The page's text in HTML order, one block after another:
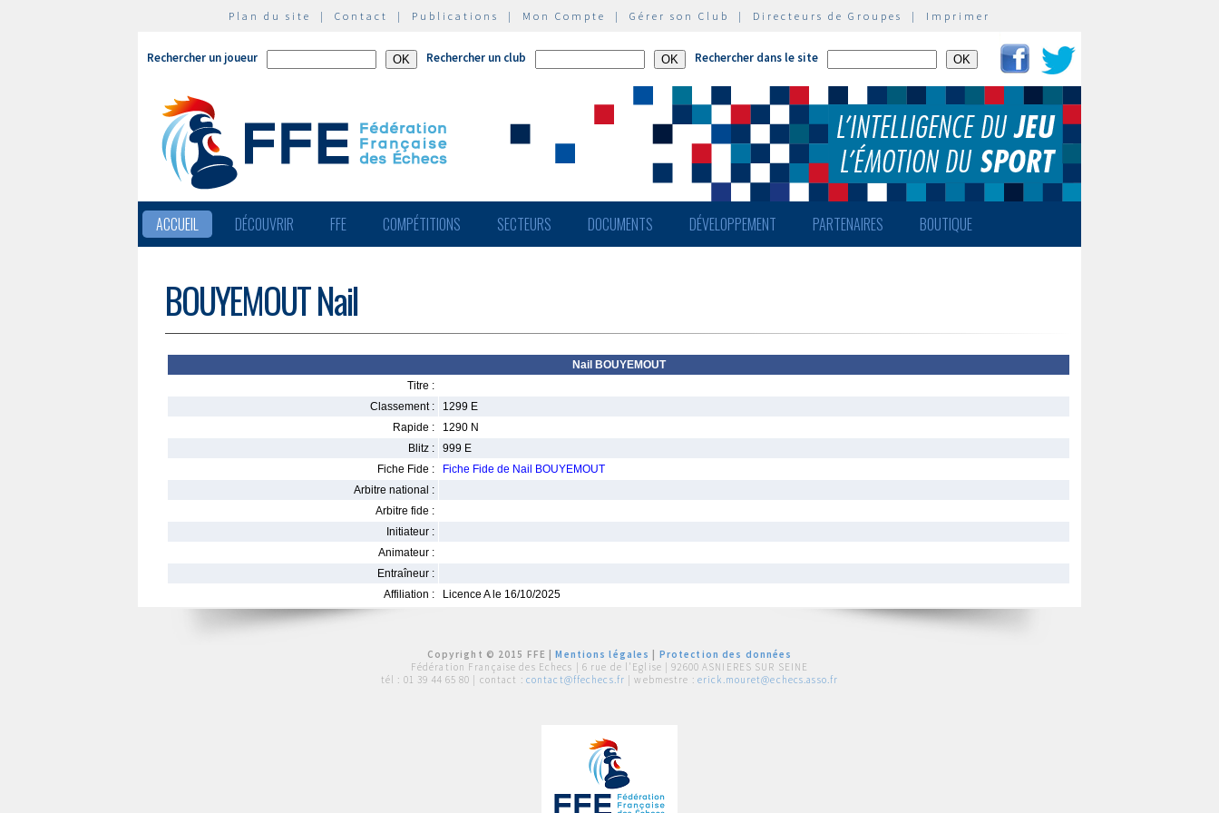
Plan du site | Contact | Publications | Mon Compte | Gérer son Club | Directeurs de Groupes | Imprimer
Rechercher un joueur Rechercher un club Rechercher dans le site
ACCUEIL DÉCOUVRIR FFE COMPÉTITIONS SECTEURS DOCUMENTS DÉVELOPPEMENT PARTENAIRES BOUTIQUE
BOUYEMOUT Nail
Nail BOUYEMOUT
Titre :
Classement :
1299 E
Rapide :
1290 N
Blitz :
999 E
Fiche Fide :
Fiche Fide de Nail BOUYEMOUT
Arbitre national :
Arbitre fide :
Initiateur :
Animateur :
Entraîneur :
Affiliation :
Licence A le 16/10/2025
Copyright © 2015 FFE |Mentions légales
Protection des données
Fédération Française des Echecs | 6 rue de l'Eglise | 92600 ASNIERES SUR SEINE
tél : 01 39 44 65 80 | contact : contact@ffechecs.fr | webmestre : erick.mouret@echecs.asso.fr